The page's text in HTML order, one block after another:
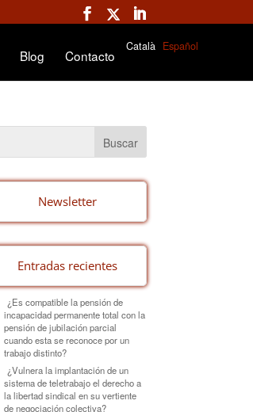
Blog Contacto
Català Español
Newsletter
Entradas recientes
¿Es compatible la pensión de
incapacidad permanente total con la
pensión de jubilación parcial
cuando esta se reconoce por un
trabajo distinto?
¿Vulnera la implantación de un
sistema de teletrabajo el derecho a
la libertad sindical en su vertiente
de negociación colectiva?